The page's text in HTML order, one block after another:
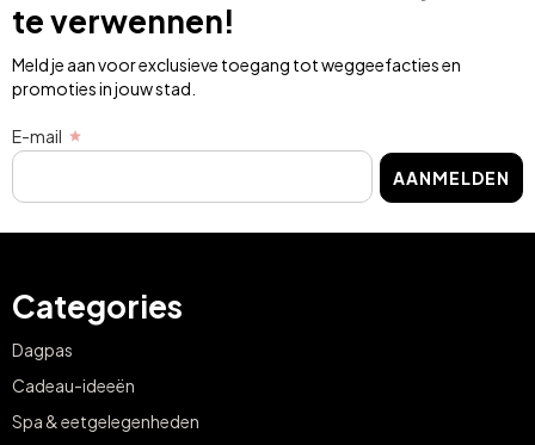
te verwennen!
Meld je aan voor exclusieve toegang tot weggeefacties en
promoties in jouw stad.
E-mail
AANMELDEN
Categories
Dagpas
Cadeau-ideeën
Spa & eetgelegenheden